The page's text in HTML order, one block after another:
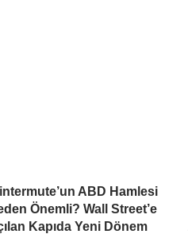
ABD Hamlesi
Önemli? Wall Street’e
Kapıda Yeni Dönem